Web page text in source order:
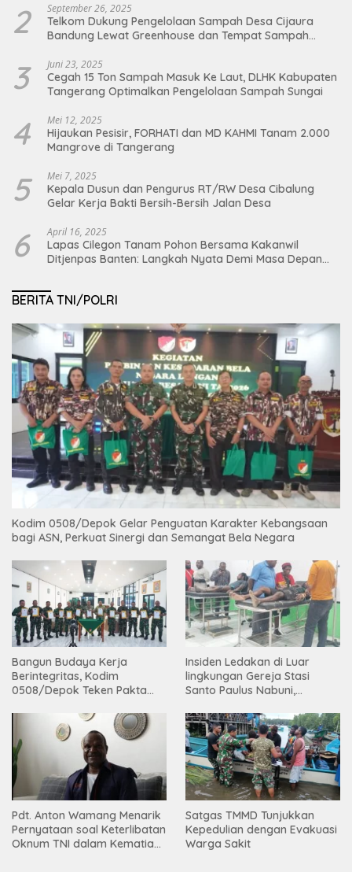
2 September 26, 2025
Telkom Dukung Pengelolaan Sampah Desa Cijaura
Bandung Lewat Greenhouse dan Tempat Sampah
3 Juni 23, 2025
Cegah 15 Ton Sampah Masuk Ke Laut, DLHK Kabupaten
Tangerang Optimalkan Pengelolaan Sampah Sungai
4 Mei 12, 2025
Hijaukan Pesisir, FORHATI dan MD KAHMI Tanam 2.000
Mangrove di Tangerang
5 Mei 7, 2025
Kepala Dusun dan Pengurus RT/RW Desa Cibalung
Gelar Kerja Bakti Bersih-Bersih Jalan Desa
6 April 16, 2025
Lapas Cilegon Tanam Pohon Bersama Kakanwil
Ditjenpas Banten: Langkah Nyata Demi Masa Depan
BERITA TNI/POLRI
Kodim 0508/Depok Gelar Penguatan Karakter Kebangsaan
bagi ASN, Perkuat Sinergi dan Semangat Bela Negara
Bangun Budaya Kerja
Berintegritas, Kodim
0508/Depok Teken Pakta
Insiden Ledakan di Luar
lingkungan Gereja Stasi
Santo Paulus Nabuni,
Pdt. Anton Wamang Menarik
Pernyataan soal Keterlibatan
Oknum TNI dalam Kematian
Satgas TMMD Tunjukkan
Kepedulian dengan Evakuasi
Warga Sakit